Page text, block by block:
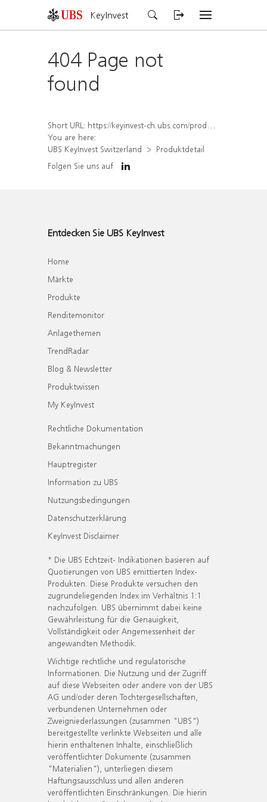
KeyInvest
404 Page not
found
Short URL: https://keyinvest-ch.ubs.com/produkt/detail/index/isin/CH1459073495
You are here:
UBS KeyInvest Switzerland
Produktdetail
Folgen Sie uns auf
Entdecken Sie UBS KeyInvest
Home
Märkte
Produkte
Renditemonitor
Anlagethemen
TrendRadar
Blog & Newsletter
Produktwissen
My KeyInvest
Rechtliche Dokumentation
Bekanntmachungen
Hauptregister
Information zu UBS
Nutzungsbedingungen
Datenschutzerklärung
KeyInvest Disclaimer
* Die UBS Echtzeit- Indikationen basieren auf
Quotierungen von UBS emittierten Index-
Produkten. Diese Produkte versuchen den
zugrundeliegenden Index im Verhältnis 1:1
nachzufolgen. UBS übernimmt dabei keine
Gewährleistung für die Genauigkeit,
Vollständigkeit oder Angemessenheit der
angewandten Methodik.
Wichtige rechtliche und regulatorische
Informationen. Die Nutzung und der Zugriff
auf diese Webseiten oder andere von der UBS
AG und/oder deren Tochtergesellschaften,
verbundenen Unternehmen oder
Zweigniederlassungen (zusammen "UBS")
bereitgestellte verlinkte Webseiten und alle
hierin enthaltenen Inhalte, einschließlich
veröffentlichter Dokumente (zusammen
"Materialien"), unterliegen diesem
Haftungsausschluss und allen anderen
veröffentlichten Einschränkungen. Die hierin